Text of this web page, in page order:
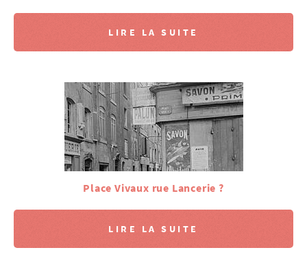
LIRE LA SUITE
Place Vivaux rue Lancerie ?
LIRE LA SUITE